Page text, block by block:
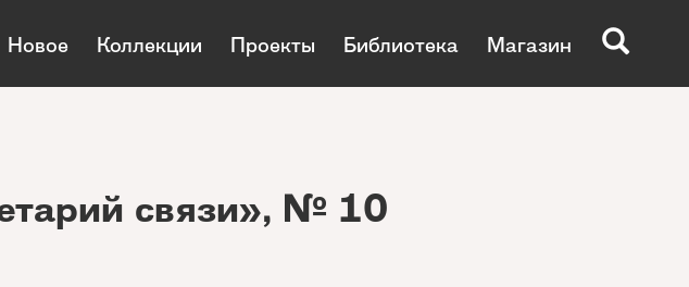
Новое Коллекции Проекты Библиотека Магазин
связи», № 10